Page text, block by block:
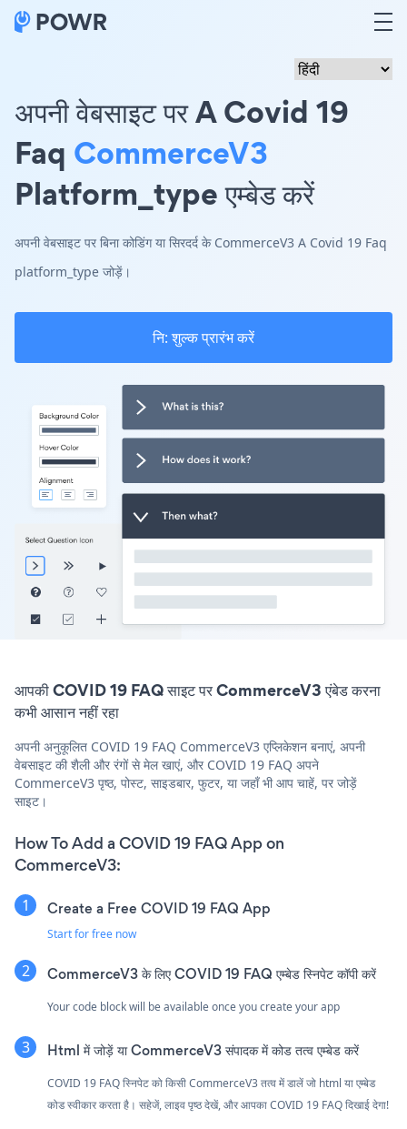
अपनी वेबसाइट पर A Covid 19
Faq CommerceV3
Platform_type एम्बेड करें
अपनी वेबसाइट पर बिना कोडिंग या सिरदर्द के CommerceV3 A Covid 19 Faq
platform_type जोड़ें।
नि: शुल्क प्रारंभ करें
आपकी COVID 19 FAQ साइट पर CommerceV3 एंबेड करना
कभी आसान नहीं रहा
अपनी अनुकूलित COVID 19 FAQ CommerceV3 एप्लिकेशन बनाएं, अपनी
वेबसाइट की शैली और रंगों से मेल खाएं, और COVID 19 FAQ अपने
CommerceV3 पृष्ठ, पोस्ट, साइडबार, फुटर, या जहाँ भी आप चाहें, पर जोड़ें
साइट।
How To Add a COVID 19 FAQ App on
CommerceV3:
Create a Free COVID 19 FAQ App
Start for free now
CommerceV3 के लिए COVID 19 FAQ एम्बेड स्निपेट कॉपी करें
Your code block will be available once you create your app
Html में जोड़ें या CommerceV3 संपादक में कोड तत्व एम्बेड करें
COVID 19 FAQ स्निपेट को किसी CommerceV3 तत्व में डालें जो html या एम्बेड
कोड स्वीकार करता है। सहेजें, लाइव पृष्ठ देखें, और आपका COVID 19 FAQ दिखाई देगा!